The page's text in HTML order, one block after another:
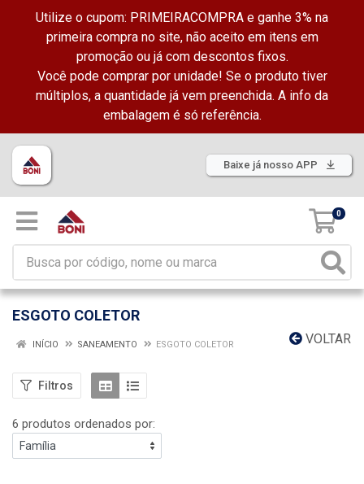
Utilize o cupom: PRIMEIRACOMPRA e ganhe 3% na
primeira compra no site, não aceito em itens em
promoção ou já com descontos fixos.
Você pode comprar por unidade! Se o produto tiver
múltiplos, a quantidade já vem preenchida. A info da
embalagem é só referência.
Baixe já nosso APP
0
ESGOTO COLETOR
VOLTAR
INÍCIO SANEAMENTO ESGOTO COLETOR
Filtros
6 produtos ordenados por: